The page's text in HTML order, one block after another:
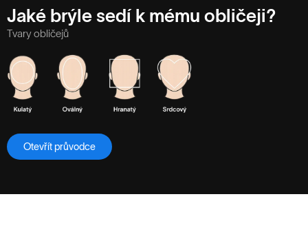
Jaké brýle sedí k mému obličeji?
Tvary obličejů
Otevřít průvodce